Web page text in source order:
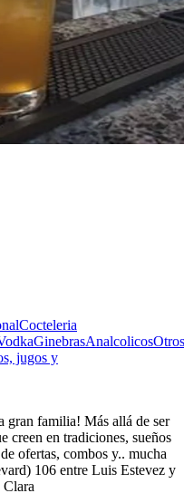
Cocteleria
GinebrasAnalcolicosOtros
jugos y
gran familia! Más allá de ser
creen en tradiciones, sueños
ofertas, combos y.. mucha
106 entre Luis Estevez y
Clara